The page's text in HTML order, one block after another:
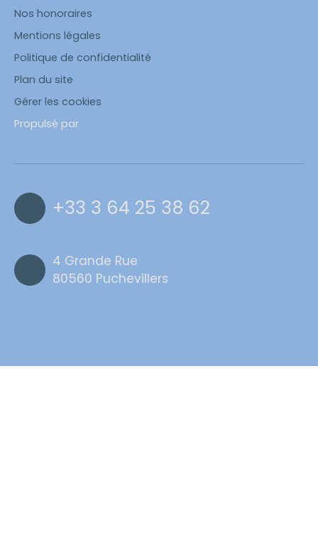
Nos honoraires
Mentions légales
Politique de confidentialité
Plan du site
Gérer les cookies
Propulsé par
+33 3 64 25 38 62
4 Grande Rue
80560 Puchevillers